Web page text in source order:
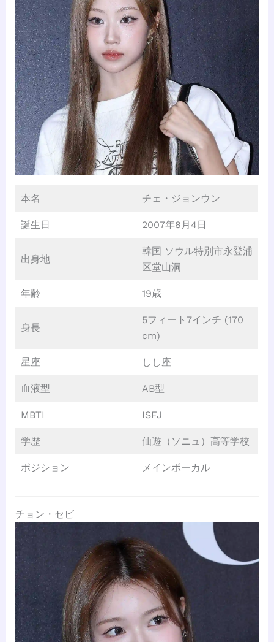
本名 チェ・ジョンウン
誕生日 2007年8月4日
出身地
韓国 ソウル特別市永登浦
区堂山洞
年齢 19歳
身長
5フィート7インチ (170
cm)
星座 しし座
血液型 AB型
MBTI ISFJ
学歴 仙遊（ソニュ）高等学校
ポジション メインボーカル
チョン・セビ